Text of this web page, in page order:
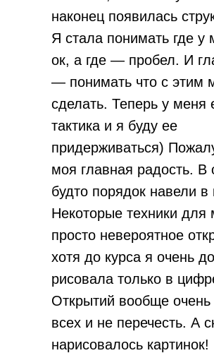
наконец появилась
Я стала понимать где у
ок, а где — пробел. И
— понимать что с этим
сделать. Теперь у меня
тактика и я буду ее
придерживаться)
моя главная радость.
будто порядок навели в
Некоторые техники
просто невероятное
хотя до курса я очень
рисовала только в
Открытий вообще очень
всех и не перечесть. А
нарисовалось картинок!